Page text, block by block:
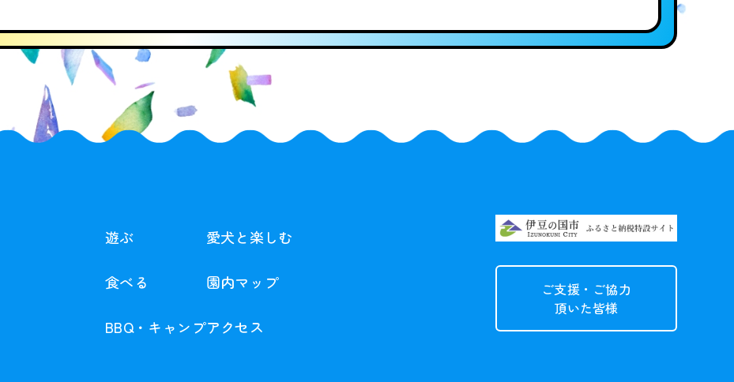
遊ぶ
食べる
BBQ・ キャンプ
愛犬と楽しむ
園内マップ
アクセス
ご支援・ご協力
頂いた皆様